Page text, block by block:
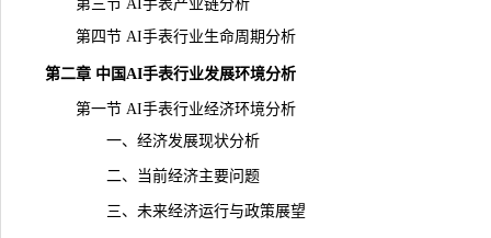
第三节 AI手表产业链分析
第四节 AI手表行业生命周期分析
第二章 中国AI手表行业发展环境分析
第一节 AI手表行业经济环境分析
一、经济发展现状分析
二、当前经济主要问题
三、未来经济运行与政策展望